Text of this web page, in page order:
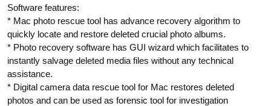
Software features:
* Mac photo rescue tool has advance recovery algorithm to
quickly locate and restore deleted crucial photo albums.
* Photo recovery software has GUI wizard which facilitates to
instantly salvage deleted media files without any technical
assistance.
* Digital camera data rescue tool for Mac restores deleted
photos and can be used as forensic tool for investigation